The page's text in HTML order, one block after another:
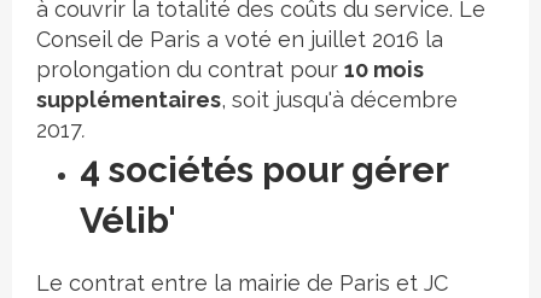
à couvrir la totalité des coûts du service. Le
Conseil de Paris a voté en juillet 2016 la
prolongation du contrat pour 10 mois
supplémentaires, soit jusqu'à décembre
2017.
4 sociétés pour gérer
Vélib'
Le contrat entre la mairie de Paris et JC